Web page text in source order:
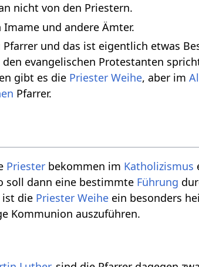
nicht von den Priestern.
und andere Ämter.
und das ist eigentlich etwas
den evangelischen Protestanten
gibt es die Priester Weihe, aber im
Pfarrer.
Priester bekommen im Katholizismus
soll dann eine bestimmte Führung
ist die Priester Weihe ein besonders
Kommunion auszuführen.